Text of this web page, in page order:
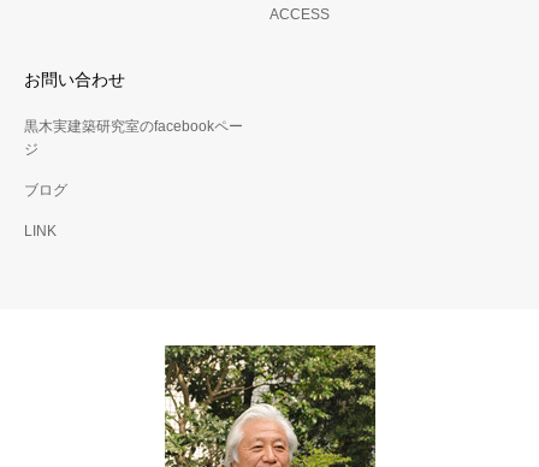
ACCESS
お問い合わせ
黒木実建築研究室のfacebookペー
ジ
ブログ
LINK